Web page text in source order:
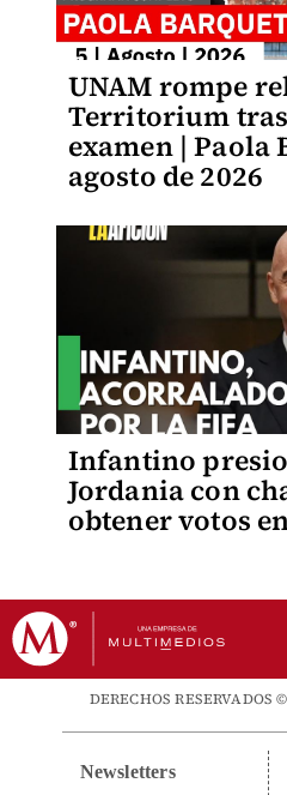
UNAM rompe
Territorium
examen | Paola
agosto de 2026
Infantino
Jordania con
obtener votos
DERECHOS RESERVADOS
Newsletters